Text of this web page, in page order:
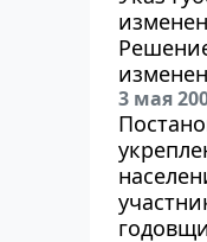
3 мая